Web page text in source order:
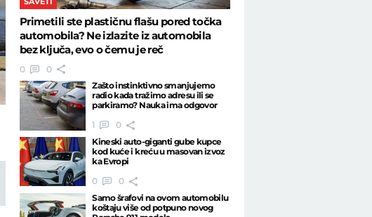
Primetili ste plastičnu flašu pored točka
automobila? Ne izlazite iz automobila
bez ključa, evo o čemu je reč
0
0
Zašto instinktivno smanjujemo
radio kada tražimo adresu ili se
parkiramo? Nauka ima odgovor
1
0
Kineski auto-giganti gube kupce
kod kuće i kreću u masovan izvoz
ka Evropi
0
0
Samo šrafovi na ovom automobilu
koštaju više od potpuno novog